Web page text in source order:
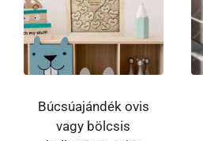
Búcsúajándék ovis
vagy bölcsis